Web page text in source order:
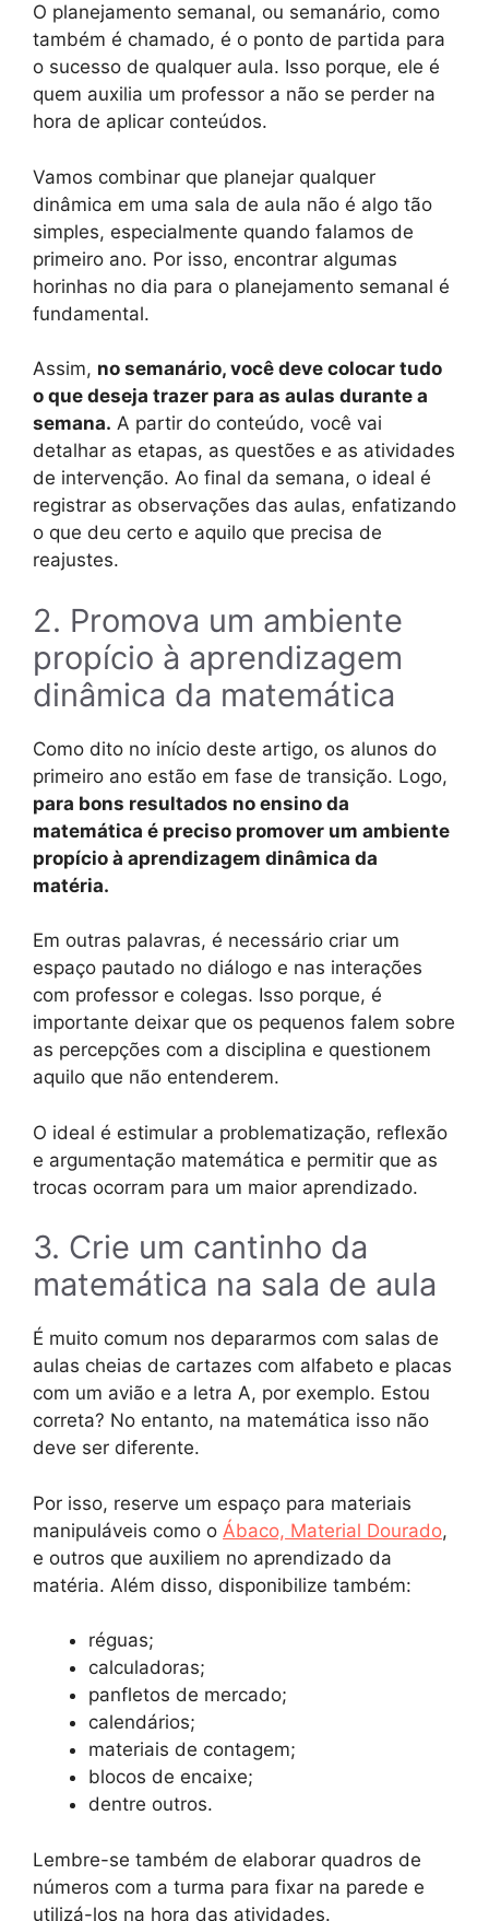
O planejamento semanal, ou semanário, como
também é chamado, é o ponto de partida para
o sucesso de qualquer aula. Isso porque, ele é
quem auxilia um professor a não se perder na
hora de aplicar conteúdos.
Vamos combinar que planejar qualquer
dinâmica em uma sala de aula não é algo tão
simples, especialmente quando falamos de
primeiro ano. Por isso, encontrar algumas
horinhas no dia para o planejamento semanal é
fundamental.
Assim, no semanário, você deve colocar tudo
o que deseja trazer para as aulas durante a
semana. A partir do conteúdo, você vai
detalhar as etapas, as questões e as atividades
de intervenção. Ao final da semana, o ideal é
registrar as observações das aulas, enfatizando
o que deu certo e aquilo que precisa de
reajustes.
2. Promova um ambiente
propício à aprendizagem
dinâmica da matemática
Como dito no início deste artigo, os alunos do
primeiro ano estão em fase de transição. Logo,
para bons resultados no ensino da
matemática é preciso promover um ambiente
propício à aprendizagem dinâmica da
matéria.
Em outras palavras, é necessário criar um
espaço pautado no diálogo e nas interações
com professor e colegas. Isso porque, é
importante deixar que os pequenos falem sobre
as percepções com a disciplina e questionem
aquilo que não entenderem.
O ideal é estimular a problematização, reflexão
e argumentação matemática e permitir que as
trocas ocorram para um maior aprendizado.
3. Crie um cantinho da
matemática na sala de aula
É muito comum nos depararmos com salas de
aulas cheias de cartazes com alfabeto e placas
com um avião e a letra A, por exemplo. Estou
correta? No entanto, na matemática isso não
deve ser diferente.
Por isso, reserve um espaço para materiais
manipuláveis como o Ábaco, Material Dourado,
e outros que auxiliem no aprendizado da
matéria. Além disso, disponibilize também:
réguas;
calculadoras;
panfletos de mercado;
calendários;
materiais de contagem;
blocos de encaixe;
dentre outros.
Lembre-se também de elaborar quadros de
números com a turma para fixar na parede e
utilizá-los na hora das atividades.